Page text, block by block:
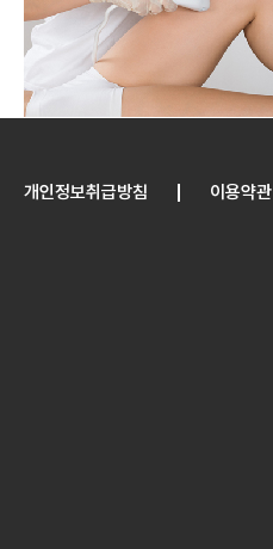
개인정보취급방침 이용약관